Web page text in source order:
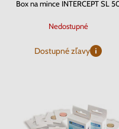
Box na mince INTERCEPT SL
Nedostupné
Dostupné zľavy